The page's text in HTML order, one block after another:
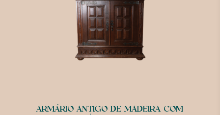
ARMÁRIO ANTIGO DE MADEIRA COM